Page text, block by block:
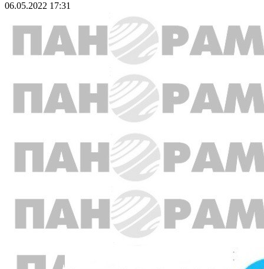
06.05.2022 17:31